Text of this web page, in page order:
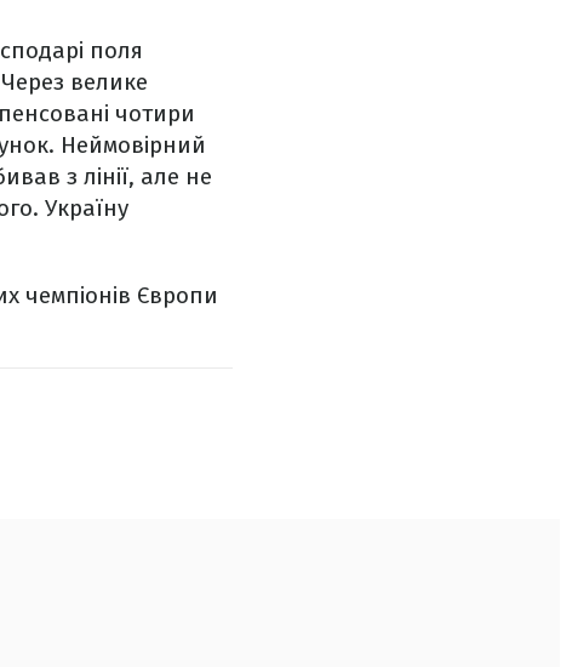
поля
велике
чотири
Неймовірний
з лінії, але не
Україну
чемпіонів Європи